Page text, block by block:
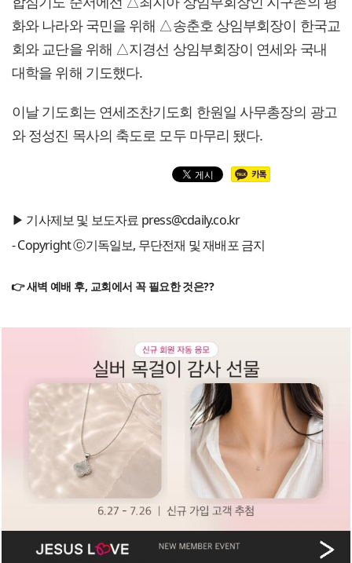
화와 나라와 국민을 위해 △송춘호 상임부회장이 한국교
회와 교단을 위해 △지경선 상임부회장이 연세와 국내
대학을 위해 기도했다.
이날 기도회는 연세조찬기도회 한원일 사무총장의 광고
와 정성진 목사의 축도로 모두 마무리 됐다.
▶ 기사제보 및 보도자료 press@cdaily.co.kr
- Copyright ⓒ기독일보, 무단전재 및 재배포 금지
👉 새벽 예배 후, 교회에서 꼭 필요한 것은??